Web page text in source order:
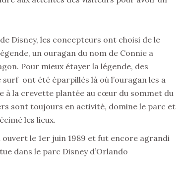
Disney, les concepteurs ont choisi de le
un ouragan du nom de Connie a
Pour mieux étayer la légende, des
ont été éparpillés là où l’ouragan les a
à la crevette plantée au cœur du sommet du
sont toujours en activité, domine le parc et
les lieux.
le 1er juin 1989 et fut encore agrandi
dans le parc Disney d’Orlando